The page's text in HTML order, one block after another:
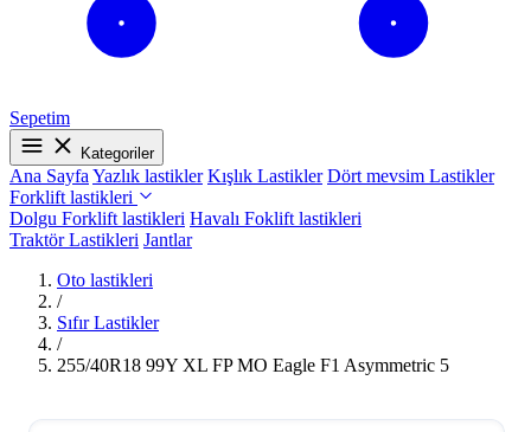
Sepetim
Kategoriler
Ana Sayfa Yazlık lastikler Kışlık Lastikler Dört mevsim Lastikler
Forklift lastikleri
Dolgu Forklift lastikleri Havalı Foklift lastikleri
Traktör Lastikleri Jantlar
Oto lastikleri
/
Sıfır Lastikler
/
255/40R18 99Y XL FP MO Eagle F1 Asymmetric 5